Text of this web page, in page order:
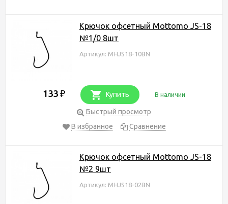
Крючок офсетный Mottomo JS-18
№1/0 8шт
Артикул: MHJS18-10BN
133 ₽ Купить В наличии
Быстрый просмотр
В избранное
Сравнение
Крючок офсетный Mottomo JS-18
№2 9шт
Артикул: MHJS18-02BN